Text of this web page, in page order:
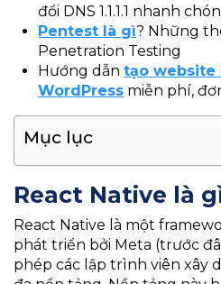
đổi DNS 1.1.1.1 nhanh
Pentest là gì? Những
Penetration Testing
Hướng dẫntạo website
WordPress miễn phí,
Mục lục
React Native là
React Native là một
phát triển bởi Meta (trước
phép các lập trình viên xây